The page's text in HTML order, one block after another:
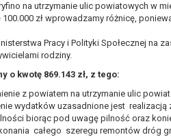
na utrzymanie ulic powiatowych w
100.000 zł wprowadzamy różnicę,
Pracy i Polityki Społecznej na
rodziny.
o kwotę 869.143 zł, z tego:
z powiatem na utrzymanie ulic
wydatków uzasadnione jest
biorąc pod uwagę pilność oraz
całego szeregu remontów dróg